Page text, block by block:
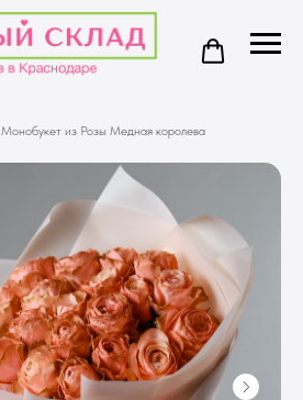
Монобукет из Розы Медная королева